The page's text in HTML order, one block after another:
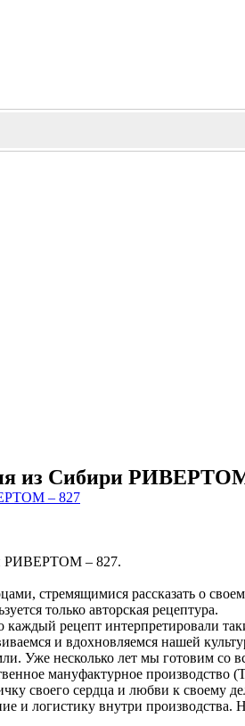
из Сибири
РИВЕРТОМ – 827.
стремящимися рассказать о
только авторская рецептура.
рецепт интерпретировали
и вдохновляемся нашей
Уже несколько лет мы готовим со
мануфактурное
своего сердца и любви к своему
и логистику внутри производства.